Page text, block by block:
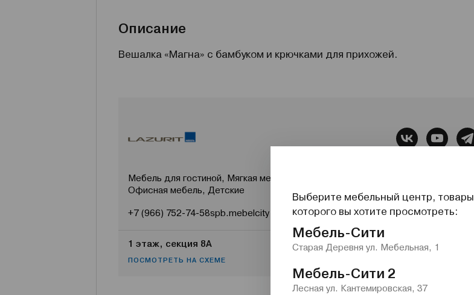
Описание
Вешалка «Магна» с бамбуком и крючками для прихожей.
Мебель для гостиной, Мягкая мебель, Все для сна, Системы хранения,
Офисная мебель, Детские
+7 (966) 752-74-58spb.mebelcity1-2@nw.lazurit.com lazurit.com
1 этаж, секция 8А
ПОСМОТРЕТЬ НА СХЕМЕ
Выберите мебельный центр, товары
которого вы хотите просмотреть:
Мебель-Сити
Старая Деревня ул. Мебельная, 1
Мебель-Сити 2
Лесная ул. Кантемировская, 37